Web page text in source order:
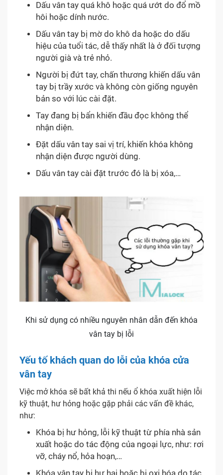
Dấu vân tay quá khô hoặc quá ướt do đổ mồ
hôi hoặc dính nước.
Dấu vân tay bị mờ do khô da hoặc do dấu
hiệu của tuổi tác, dễ thấy nhất là ở đối tượng
người già và trẻ nhỏ.
Người bị đứt tay, chấn thương khiến dấu vân
tay bị trầy xước và không còn giống nguyên
bản so với lúc cài đặt.
Tay đang bị bẩn khiến đầu đọc không thể
nhận diện.
Đặt dấu vân tay sai vị trí, khiến khóa không
nhận diện được người dùng.
Dấu vân tay cài đặt trước đó là bị xóa,…
Khi sử dụng có nhiều nguyên nhân dẫn đến khóa
vân tay bị lỗi
Yếu tố khách quan do lỗi của khóa cửa
vân tay
Việc mở khóa sẽ bất khả thi nếu ổ khóa xuất hiện lỗi
kỹ thuật, hư hỏng hoặc gặp phải các vấn đề khác,
như:
Khóa bị hư hỏng, lỗi kỹ thuật từ phía nhà sản
xuất hoặc do tác động của ngoại lực, như: rơi
vỡ, cháy nổ, hỏa hoạn,…